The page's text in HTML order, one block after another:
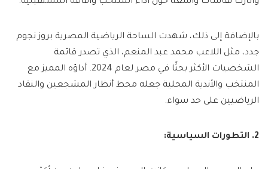
بالإضافة إلى ذلك، شهدت الساحة الرياضية المصرية بروز نجوم
جدد، مثل اللاعب محمد عبد المنعم، الذي تصدر قائمة
الشخصيات الأكثر بحثًا في مصر لعام 2024. أداؤه المميز مع
المنتخب والأندية المحلية جعله محط أنظار المشجعين والنقاد
الرياضيين على حد سواء.
2. التطورات السياسية: